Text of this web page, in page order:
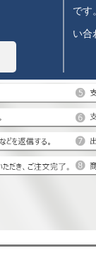
です
い合